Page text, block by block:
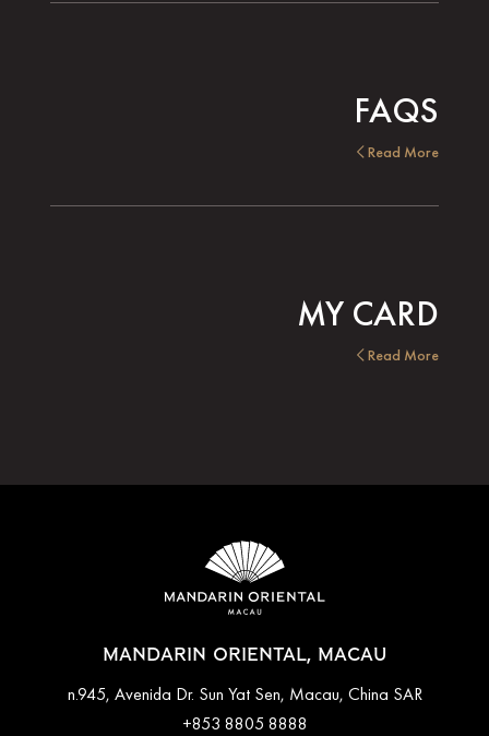
FAQS
Read More
MY CARD
Read More
MANDARIN ORIENTAL, MACAU
n.945, Avenida Dr. Sun Yat Sen, Macau, China SAR
+853 8805 8888